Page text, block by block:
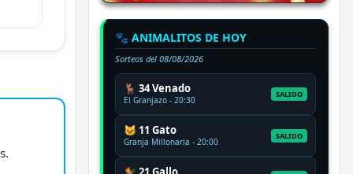
🐾 ANIMALITOS DE HOY
Sorteos del 08/08/2026
🦌 34 Venado
El Granjazo - 20:30
SALIDO
🐱 11 Gato
Granja Millonaria - 20:00
SALIDO